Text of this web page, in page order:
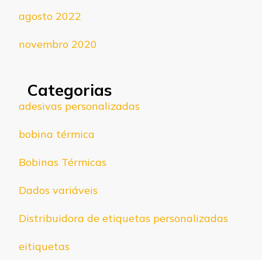
agosto 2022
novembro 2020
Categorias
adesivas personalizadas
bobina térmica
Bobinas Térmicas
Dados variáveis
Distribuidora de etiquetas personalizadas
eitiquetas